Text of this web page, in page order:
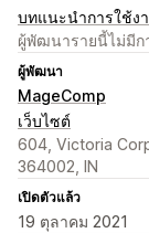
บทแนะนำการใช้ง
ผู้พัฒนารายนี้ไม่มีก
ผู้พัฒนา
MageComp
เว็บไซต์
604, Victoria
364002, IN
เปิดตัวแล้ว
19 ตุลาคม 2021